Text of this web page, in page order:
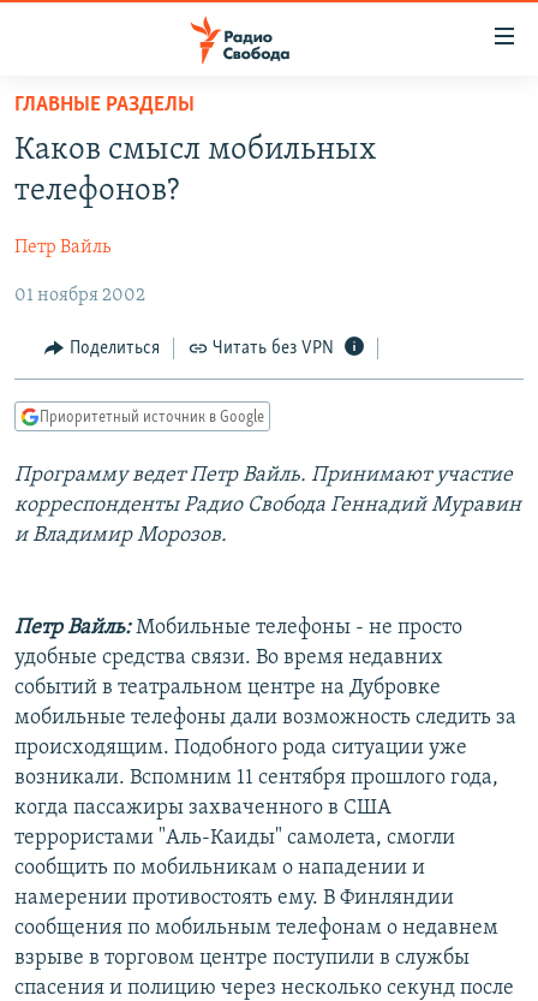
упрощенного
доступа
Вернуться
основному
Вернутся
главной
навигации
Вернутся
поиску
ПОДКАСТЫ
АВТОРСКИЕ ПРОЕКТЫ
ЦИТАТЫ СВОБОДЫ
МНЕНИЯ
КУЛЬТУРА
IDEL.РЕАЛИИ
КАВКАЗ.РЕАЛИИ
СЕВЕР.РЕАЛИИ
СИБИРЬ.РЕАЛИИ
СОЦИАЛЬНЫЕ СЕТИ
Все сайты РСЕ/РС
ГЛАВНЫЕ РАЗДЕЛЫ
Каков смысл мобильных
телефонов?
Петр Вайль
01 ноября 2002
Поделиться Читать без VPN
Приоритетный источник в Google
Программу ведет Петр Вайль. Принимают участие
корреспонденты Радио Свобода Геннадий Муравин
и Владимир Морозов.
Петр Вайль:Мобильные телефоны - не просто
удобные средства связи. Во время недавних
событий в театральном центре на Дубровке
мобильные телефоны дали возможность следить за
происходящим. Подобного рода ситуации уже
возникали. Вспомним 11 сентября прошлого года,
когда пассажиры захваченного в США
террористами "Аль-Каиды" самолета, смогли
сообщить по мобильникам о нападении и
намерении противостоять ему. В Финляндии
сообщения по мобильным телефонам о недавнем
взрыве в торговом центре поступили в службы
спасения и полицию через несколько секунд после